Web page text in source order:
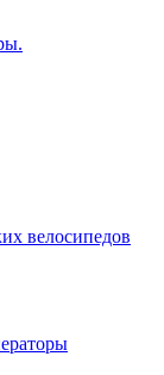
велосипедов